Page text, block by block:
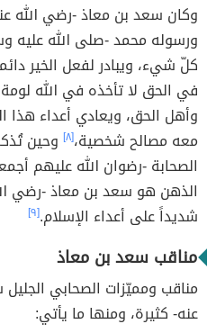
وكان سعد بن معاذ -رضي الله
ورسوله محمد -صلى الله عليه
كلّ شيء، ويبادر لفعل الخير
في الحق لا تأخذه في الله
وأهل الحق، ويعادي أعداء
معه مصالح شخصية،[٨]
وحين
الصحابة -رضوان الله عليهم
الذهن هو سعد بن معاذ -رضي
شديداً على أعداء الإسلام.[٩]
مناقب سعد بن معاذ
مناقب ومميّزات الصحابي
عنه- كثيرة، ومنها ما يأتي: